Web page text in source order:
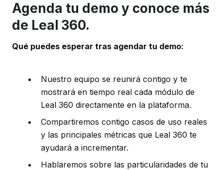
Agenda tu demo y conoce más
de Leal 360.
Qué puedes esperar tras agendar tu demo:
Nuestro equipo se reunirá contigo y te
mostrará en tiempo real cada módulo de
Leal 360 directamente en la plataforma.
Compartiremos contigo casos de uso reales
y las principales métricas que Leal 360 te
ayudará a incrementar.
Hablaremos sobre las particularidades de tu